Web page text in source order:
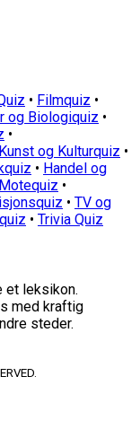
• Filmquiz •
og Biologiquiz •
•
Kunst og Kulturquiz •
• Handel og
•
• TV og
• Trivia Quiz
et leksikon.
med kraftig
steder.